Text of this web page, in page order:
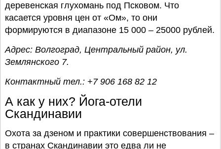
деревенская глухомань под Псковом. Что
касается уровня цен от «Ом», то они
формируются в диапазоне 15 000 – 25000 рублей.
Адрес: Волгоград, Центральный район, ул.
Землянского 7.
Контактный тел.: +7 906 168 82 12
А как у них? Йога-отели
Скандинавии
Охота за дзеном и практики совершенствования –
в странах Скандинавии это едва ли не